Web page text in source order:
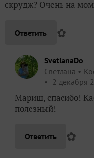
скрудж? Очень на
Ответить ✿
SvetlanaDo
Светлана
2 декабря
Мариш, спасибо!
полезный!
Ответить ✿